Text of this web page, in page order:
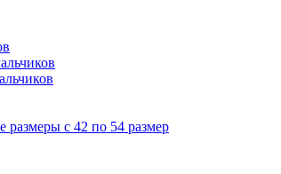
размеры с 42 по 54 размер